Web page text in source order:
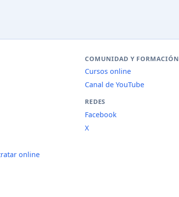
online
COMUNIDAD Y FORMACIÓN
Cursos online
Canal de YouTube
REDES
Facebook
X